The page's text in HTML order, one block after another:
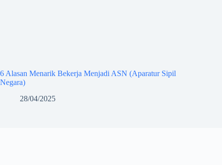
6 Alasan Menarik Bekerja Menjadi ASN (Aparatur Sipil
Negara)
28/04/2025